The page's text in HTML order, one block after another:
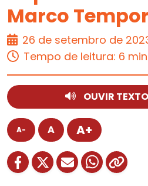
Marco
26 de setembro de
Tempo de leitura: 6
OUVIR TEXTO
A- A A+